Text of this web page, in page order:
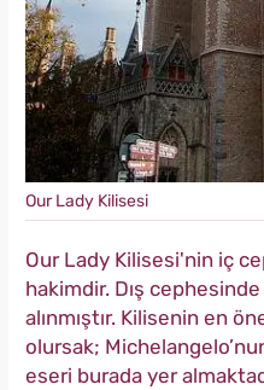
Our Lady Kilisesi
Our Lady Kilisesi'nin iç
hakimdir. Dış
alınmıştır. Kilisenin en
olursak;
eseri burada yer